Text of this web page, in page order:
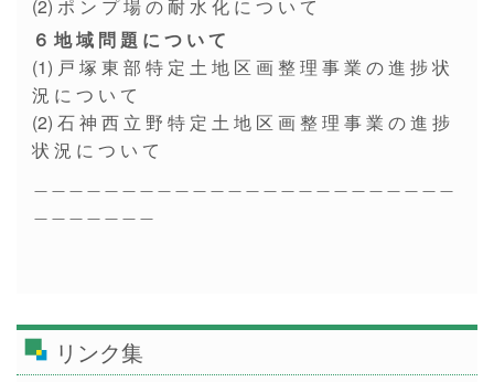
(2) ポ ン プ 場 の 耐 水 化 に つ い て
６ 地 域 問 題 に つ い て
(1) 戸 塚 東 部 特 定 土 地 区 画 整 理 事 業 の 進 捗 状
況 に つ い て
(2) 石 神 西 立 野 特 定 土 地 区 画 整 理 事 業 の 進 捗
状 況 に つ い て
リンク集